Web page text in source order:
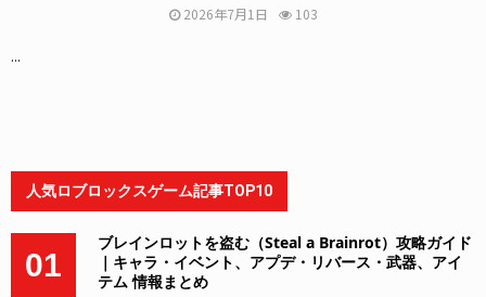
2026年7月1日 103
...
人気ロブロックスゲーム記事TOP10
01
ブレインロットを盗む（Steal a Brainrot）攻略ガイド
｜キャラ・イベント、アプデ・リバース・武器、アイ
テム 情報まとめ